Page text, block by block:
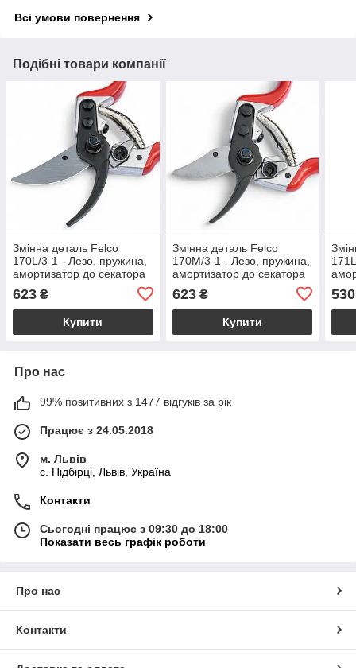
Всі умови повернення
Подібні товари компанії
Змінна деталь Felco
170L/3-1 - Лезо, пружина,
амортизатор до секатора
623 ₴
Купити
Змінна деталь Felco
170M/3-1 - Лезо, пружина,
амортизатор до секатора
623₴
Купити
530
Про нас
99% позитивних з 1477 відгуків за рік
Працює з 24.05.2018
м. Львів
c. Підбірці, Львів, Україна
Контакти
Сьогодні працює з 09:30 до 18:00
Показати весь графік роботи
Про нас
Контакти